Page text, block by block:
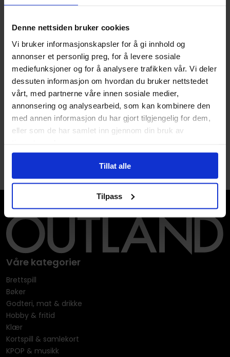
Denne nettsiden bruker cookies
Vi bruker informasjonskapsler for å gi innhold og
annonser et personlig preg, for å levere sosiale
mediefunksjoner og for å analysere trafikken vår. Vi deler
dessuten informasjon om hvordan du bruker nettstedet
vårt, med partnerne våre innen sosiale medier,
annonsering og analysearbeid, som kan kombinere den
med annen informasjon du har gjort tilgjengelig for dem,
eller som de har samlet inn gjennom din bruk av
Tillat alle
Tilpass
Opprinnelsesland :
Ungarn
Format
Brettspilloppbevaring
Serie
Spirit Island
Utgiver
Laserox
Språk
Engelsk
Våre kategorier
Brettspill
Bøker
Godteri, mat & drikke
Hobby & fritid
Klær
Kortspill & samlekort
KPOP & musikk